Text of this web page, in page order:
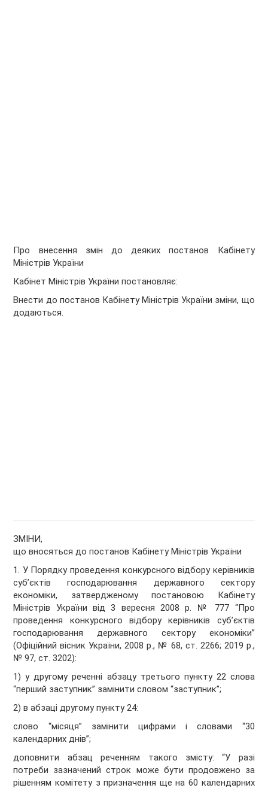
Про внесення змін до деяких постанов Кабінету
Міністрів України
Кабінет Міністрів Українипостановляє:
Внести до постанов Кабінету Міністрів України зміни, що
додаються.
ЗМІНИ,
що вносяться до постанов Кабінету Міністрів України
1. У Порядку проведення конкурсного відбору керівників
суб’єктів господарювання державного сектору
економіки, затвердженому постановою Кабінету
Міністрів України від 3 вересня 2008 р. № 777 “Про
проведення конкурсного відбору керівників суб’єктів
господарювання державного сектору економіки”
(Офіційний вісник України, 2008 р., № 68, ст. 2266; 2019 р.,
№ 97, ст. 3202):
1) у другому реченні абзацу третього пункту 22 слова
“перший заступник” замінити словом “заступник”;
2) в абзаці другому пункту 24:
слово “місяця” замінити цифрами і словами “30
календарних днів”;
доповнити абзац реченням такого змісту: “У разі
потреби зазначений строк може бути продовжено за
рішенням комітету з призначення ще на 60 календарних